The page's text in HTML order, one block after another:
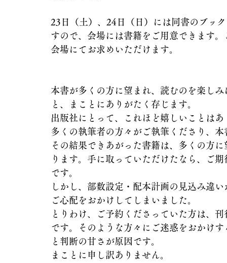
23日（土）、24日（日）には同書のブッ
すので、会場には書籍をご用意できます
会場にてお求めいただけます。
本書が多くの方に望まれ、読むのを楽し
と、まことにありがたく存じます。
出版社にとって、これほど嬉しいことはあ
多くの執筆者の方々がご執筆くださり、
その結果できあがった書籍は、多くの方
ります。手に取っていただけたなら、ご
です。
しかし、部数設定・配本計画の見込み違
ご心配をおかけしてしまいました。
とりわけ、ご予約くださっていた方は、
です。そのような方々にご迷惑をおかけ
と判断の甘さが原因です。
まことに申し訳ありません。